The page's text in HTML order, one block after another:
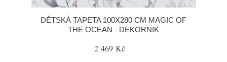
DĚTSKÁ TAPETA 100X280 CM MAGIC OF
THE OCEAN - DEKORNIK
2 469 Kč